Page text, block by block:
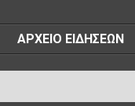
ΑΡΧΕΙΟ ΕΙΔΗΣΕΩΝ